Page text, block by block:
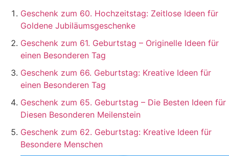
Geschenk zum 60. Hochzeitstag: Zeitlose Ideen für
Goldene Jubiläumsgeschenke
Geschenk zum 61. Geburtstag – Originelle Ideen für
einen Besonderen Tag
Geschenk zum 66. Geburtstag: Kreative Ideen für
einen Besonderen Tag
Geschenk zum 65. Geburtstag – Die Besten Ideen für
Diesen Besonderen Meilenstein
Geschenk zum 62. Geburtstag: Kreative Ideen für
Besondere Menschen